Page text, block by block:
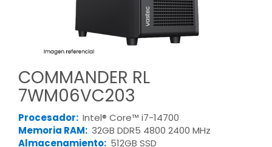
COMMANDER RL
7WM06VC203
Procesador: Intel® Core™ i7-14700
Memoria RAM: 32GB DDR5 4800 2400 MHz
Almacenamiento: 512GB SSD